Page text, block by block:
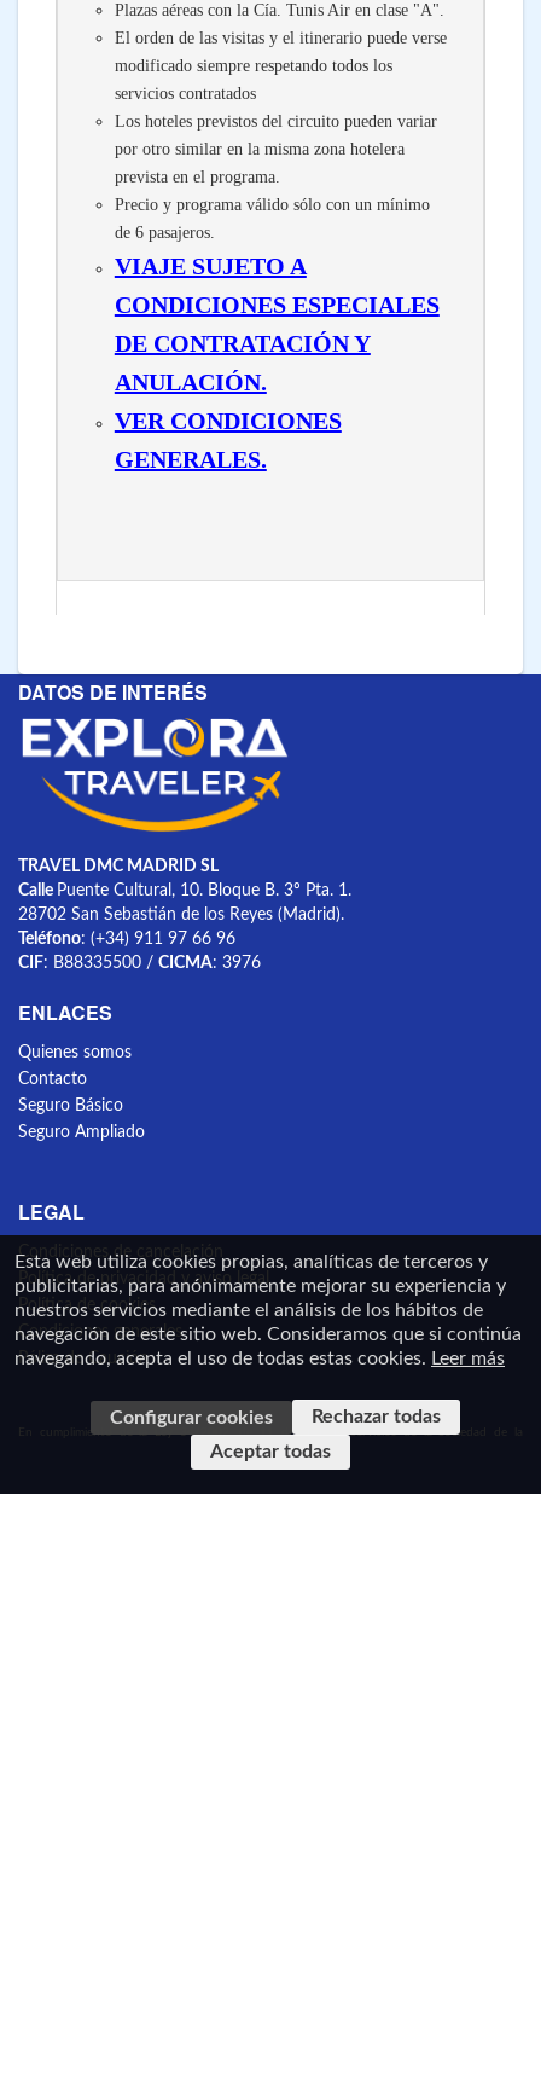
Plazas aéreas con la Cía. Tunis Air en clase "A".
El orden de las visitas y el itinerario puede verse
modificado siempre respetando todos los
servicios contratados
Los hoteles previstos del circuito pueden variar
por otro similar en la misma zona hotelera
prevista en el programa.
Precio y programa válido sólo con un mínimo
de 6 pasajeros.
VIAJE SUJETO A
CONDICIONES ESPECIALES
DE CONTRATACIÓN Y
ANULACIÓN.
VER CONDICIONES
GENERALES.
DATOS DE INTERÉS
TRAVEL DMC MADRID SL
Calle Puente Cultural, 10. Bloque B. 3º Pta. 1.
28702 San Sebastián de los Reyes (Madrid).
Teléfono: (+34) 911 97 66 96
CIF: B88335500 / CICMA: 3976
ENLACES
Quienes somos
Contacto
Seguro Básico
Seguro Ampliado
LEGAL
Condiciones de cancelación
Política de privacidad y aviso legal
Política de cookies
Condiciones generales
Póliza de Caución
En cumplimiento de la Ley 34/2002, de 11 de julio de Servicios de la Sociedad de la
Esta web utiliza cookies propias, analíticas de terceros y
publicitarias, para anónimamente mejorar su experiencia y
nuestros servicios mediante el análisis de los hábitos de
navegación de este sitio web. Consideramos que si continúa
navegando, acepta el uso de todas estas cookies. Leer más
Configurar cookies
Rechazar todas
Aceptar todas